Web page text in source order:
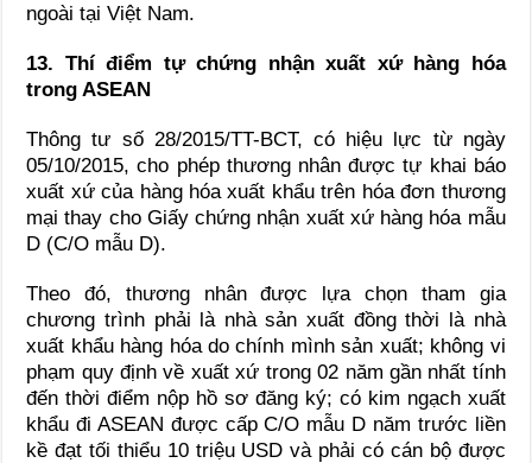
ngoài tại Việt Nam.
13. Thí điểm tự chứng nhận xuất xứ hàng hóa
trong ASEAN
Thông tư số 28/2015/TT-BCT, có hiệu lực từ ngày
05/10/2015, cho phép thương nhân được tự khai báo
xuất xứ của hàng hóa xuất khẩu trên hóa đơn thương
mại thay cho Giấy chứng nhận xuất xứ hàng hóa mẫu
D (C/O mẫu D).
Theo đó, thương nhân được lựa chọn tham gia
chương trình phải là nhà sản xuất đồng thời là nhà
xuất khẩu hàng hóa do chính mình sản xuất; không vi
phạm quy định về xuất xứ trong 02 năm gần nhất tính
đến thời điểm nộp hồ sơ đăng ký; có kim ngạch xuất
khẩu đi ASEAN được cấp C/O mẫu D năm trước liền
kề đạt tối thiểu 10 triệu USD và phải có cán bộ được